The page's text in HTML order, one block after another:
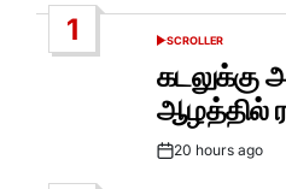
1
POSTED
SCROLLER
கடலுக்கு
ஆழத்தில்
Post20 hours ago